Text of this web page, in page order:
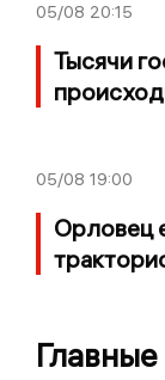
05/08 20:15
Тысячи
05/08 19:00
Орловец